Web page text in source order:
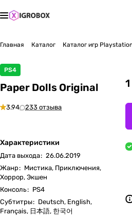
Главная Каталог Каталог игр
PS4
Paper Dolls Original
3.94 233 отзыва
Характеристики
Дата выхода: 26.06.2019
Жанр: Мистика, Приключения,
Хоррор, Экшен
Консоль: PS4
Субтитры: Deutsch, English,
Français, 日本語, 한국어